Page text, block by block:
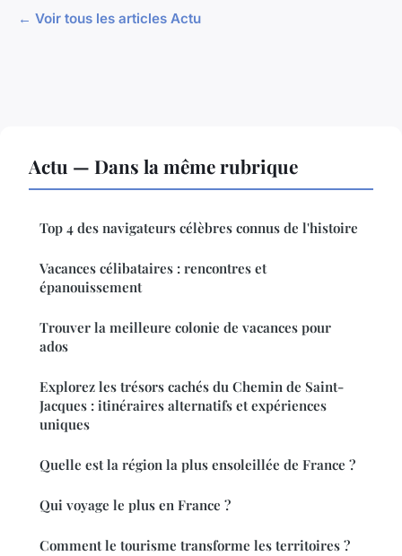
← Voir tous les articles Actu
Actu — Dans la même rubrique
Top 4 des navigateurs célèbres connus de l'histoire
Vacances célibataires : rencontres et
épanouissement
Trouver la meilleure colonie de vacances pour
ados
Explorez les trésors cachés du Chemin de Saint-
Jacques : itinéraires alternatifs et expériences
uniques
Quelle est la région la plus ensoleillée de France ?
Qui voyage le plus en France ?
Comment le tourisme transforme les territoires ?